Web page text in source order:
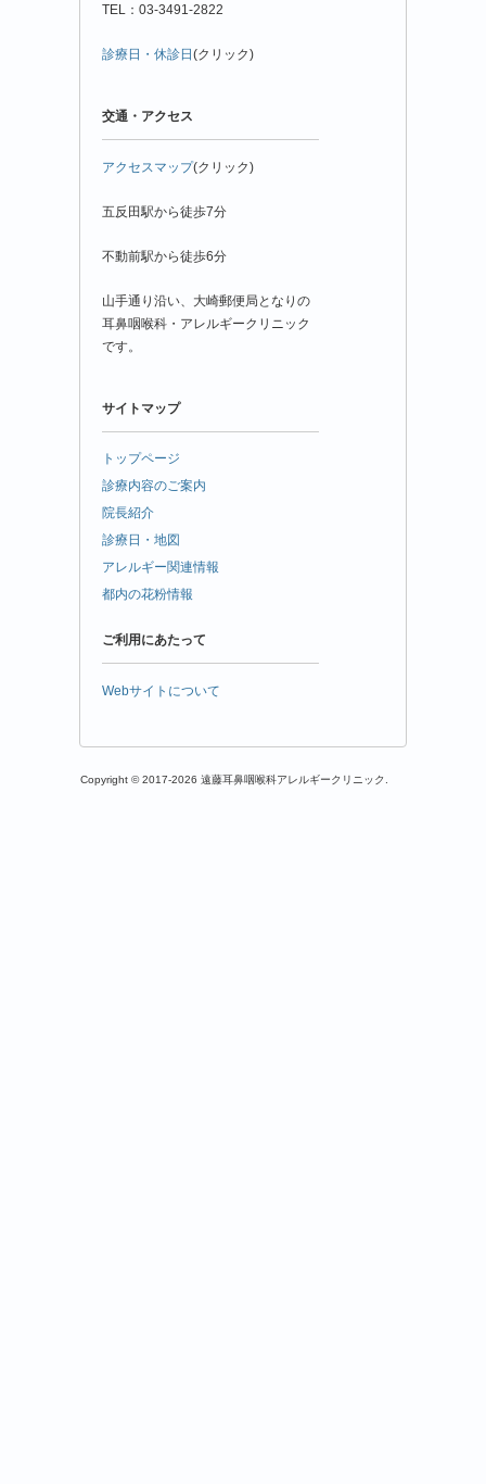
TEL：03-3491-2822
診療日・休診日(クリック)
交通・アクセス
アクセスマップ(クリック)
五反田駅から徒歩7分
不動前駅から徒歩6分
山手通り沿い、大崎郵便局となりの
耳鼻咽喉科・アレルギークリニック
です。
サイトマップ
トップページ
診療内容のご案内
院長紹介
診療日・地図
アレルギー関連情報
都内の花粉情報
ご利用にあたって
Webサイトについて
Copyright © 2017-2026 遠藤耳鼻咽喉科アレルギークリニック.